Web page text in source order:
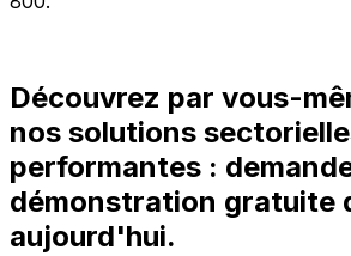
Découvrez par vous-
nos solutions
performantes :
démonstration gratuite
aujourd'hui.